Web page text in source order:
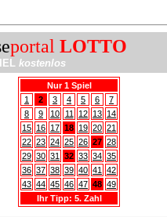
portal LOTTO
kostenlos
Nur 1 Spiel
1
2 3 4 5 6
7
8
9 10 11 12 13 14
15 16 17 18 19 20 21
22 23 24 25 26 27 28
29 30 31 32 33 34 35
36 37 38 39 40 41
42
43 44 45 46 47 48 49
Ihr Tipp: 5. Zahl